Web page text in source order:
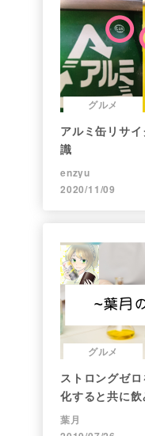
グルメ
アルミ缶リサ
識
enzyu
2020/11/09
グルメ
ストロングゼ
化すると共に
葉月